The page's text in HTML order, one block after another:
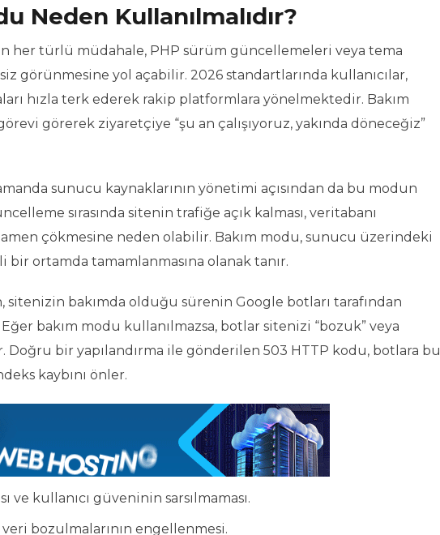
Neden Kullanılmalıdır?
her türlü müdahale, PHP sürüm güncellemeleri veya tema
görünmesine yol açabilir. 2026 standartlarında kullanıcılar,
hızla terk ederek rakip platformlara yönelmektedir. Bakım
görerek ziyaretçiye “şu an çalışıyoruz, yakında döneceğiz”
sunucu kaynaklarının yönetimi açısından da bu modun
sırasında sitenin trafiğe açık kalması, veritabanı
çökmesine neden olabilir. Bakım modu, sunucu üzerindeki
ortamda tamamlanmasına olanak tanır.
sitenizin bakımda olduğu sürenin Google botları tarafından
bakım modu kullanılmazsa, botlar sitenizi “bozuk” veya
Doğru bir yapılandırma ile gönderilen 503 HTTP kodu, botlara bu
kaybını önler.
ve kullanıcı güveninin sarsılmaması.
bozulmalarının engellenmesi.